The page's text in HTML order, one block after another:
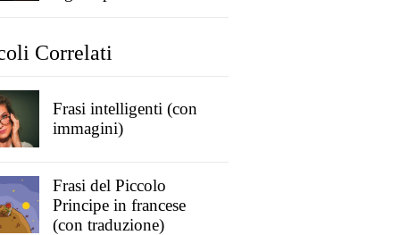
Correlati
Frasi intelligenti (con
immagini)
Frasi del Piccolo
Principe in francese
(con traduzione)